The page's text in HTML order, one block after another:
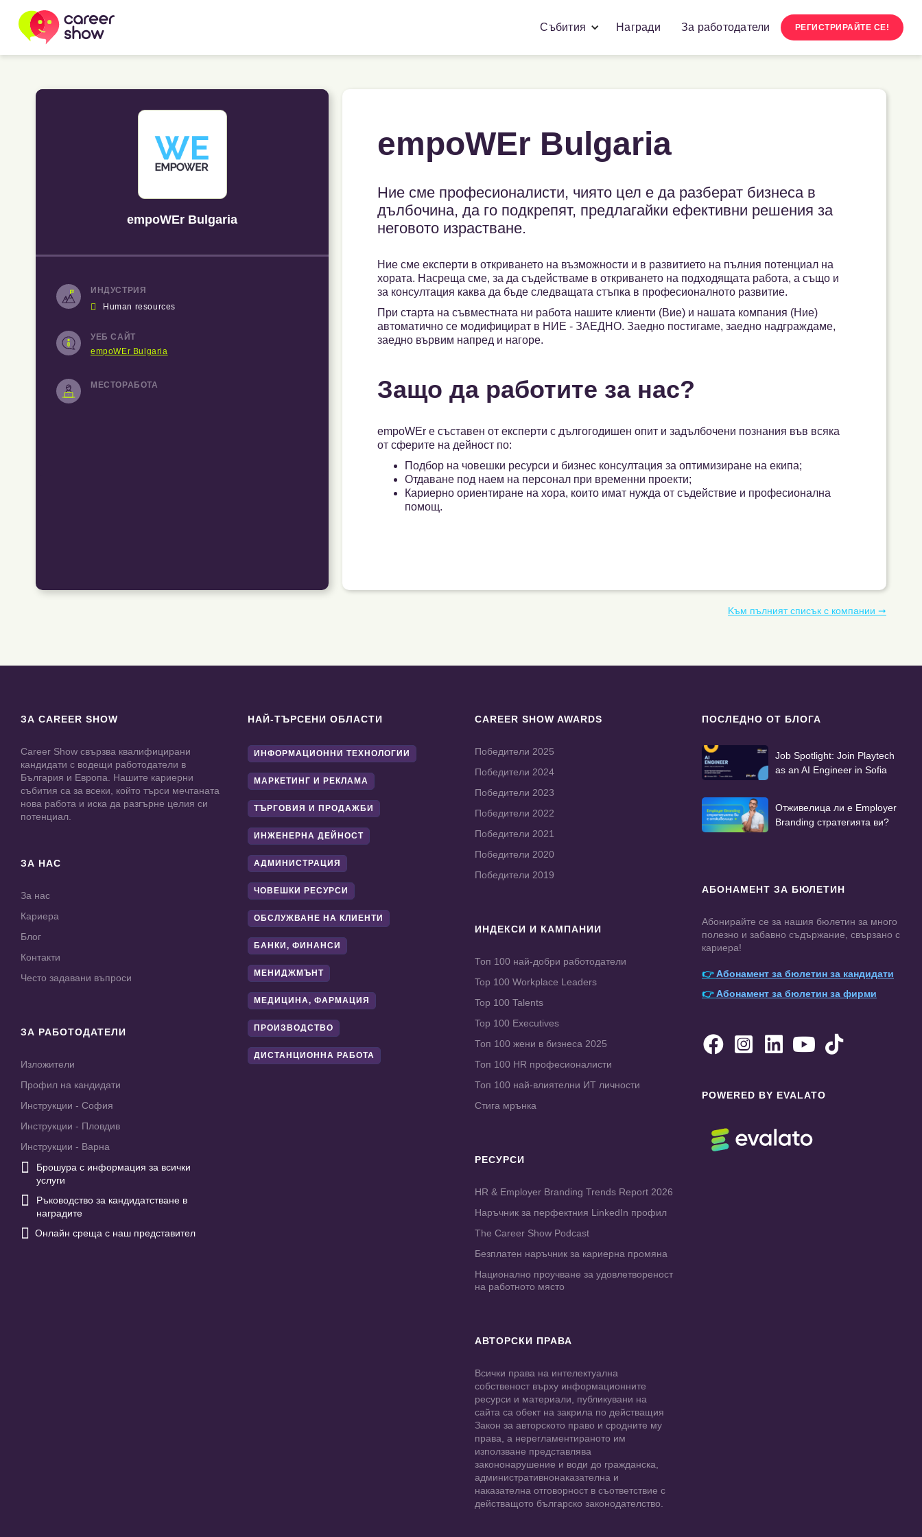
Събития Награди За работодатели РЕГИСТРИРАЙТЕ СЕ!
empoWEr Bulgaria
ИНДУСТРИЯ
 Human resources
УЕБ САЙТ
empoWEr Bulgaria
МЕСТОРАБОТА
empoWEr Bulgaria
Ние сме професионалисти, чиято цел е да разберат бизнеса в
дълбочина, да го подкрепят, предлагайки ефективни решения за
неговото израстване.
Ние сме експерти в откриването на възможности и в развитието на пълния потенциал на
хората. Насреща сме, за да съдействаме в откриването на подходящата работа, а също и
за консултация каква да бъде следващата стъпка в професионалното развитие.
При старта на съвместната ни работа нашите клиенти (Вие) и нашата компания (Ние)
автоматично се модифицират в НИЕ - ЗАЕДНО. Заедно постигаме, заедно надграждаме,
заедно вървим напред и нагоре.
Защо да работите за нас?
empoWEr е съставен от експерти с дългогодишен опит и задълбочени познания във всяка
от сферите на дейност по:
Подбор на човешки ресурси и бизнес консултация за оптимизиране на екипа;
Отдаване под наем на персонал при временни проекти;
Кариерно ориентиране на хора, които имат нужда от съдействие и професионална
помощ.
Kъм пълният списък с компании ➞
ЗА CAREER SHOW
Career Show свързва квалифицирани
кандидати с водещи работодатели в
България и Европа. Нашите кариерни
събития са за всеки, който търси мечтаната
нова работа и иска да разгърне целия си
потенциал.
ЗА НАС
За нас
Кариера
Блог
Контакти
Често задавани въпроси
ЗА РАБОТОДАТЕЛИ
Изложители
Профил на кандидати
Инструкции - София
Инструкции - Пловдив
Инструкции - Варна

Брошура с информация за всички
услуги

Ръководство за кандидатстване в
наградите
 Онлайн среща с наш представител
НАЙ-ТЪРСЕНИ ОБЛАСТИ
ИНФОРМАЦИОННИ ТЕХНОЛОГИИ
МАРКЕТИНГ И РЕКЛАМА
ТЪРГОВИЯ И ПРОДАЖБИ
ИНЖЕНЕРНА ДЕЙНОСТ
АДМИНИСТРАЦИЯ
ЧОВЕШКИ РЕСУРСИ
ОБСЛУЖВАНЕ НА КЛИЕНТИ
БАНКИ, ФИНАНСИ
МЕНИДЖМЪНТ
МЕДИЦИНА, ФАРМАЦИЯ
ПРОИЗВОДСТВО
ДИСТАНЦИОННА РАБОТА
CAREER SHOW AWARDS
Победители 2025
Победители 2024
Победители 2023
Победители 2022
Победители 2021
Победители 2020
Победители 2019
ИНДЕКСИ И КАМПАНИИ
Топ 100 най-добри работодатели
Top 100 Workplace Leaders
Top 100 Talents
Top 100 Executives
Топ 100 жени в бизнеса 2025
Топ 100 HR професионалисти
Топ 100 най-влиятелни ИТ личности
Стига мрънка
РЕСУРСИ
HR & Employer Branding Trends Report 2026
Наръчник за перфектния LinkedIn профил
The Career Show Podcast
Безплатен наръчник за кариерна промяна
Национално проучване за удовлетвореност
на работното място
АВТОРСКИ ПРАВА
Всички права на интелектуална
собственост върху информационните
ресурси и материали, публикувани на
сайта са обект на закрила по действащия
Закон за авторското право и сродните му
права, а нерегламентираното им
използване представлява
закононарушение и води до гражданска,
административнонаказателна и
наказателна отговорност в съответствие с
действащото българско законодателство.
ПОСЛЕДНО ОТ БЛОГА
Job Spotlight: Join Playtech
as an AI Engineer in Sofia
Отживелица ли е Employer
Branding стратегията ви?
АБОНАМЕНТ ЗА БЮЛЕТИН
Абонирайте се за нашия бюлетин за много
полезно и забавно съдържание, свързано с
кариера!
👉Абонамент за бюлетин за кандидати
👉Абонамент за бюлетин за фирми
    
POWERED BY EVALATO